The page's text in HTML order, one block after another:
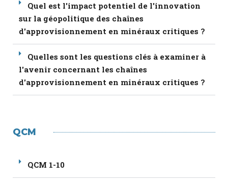
Quel est l'impact potentiel de l'innovation
sur la géopolitique des chaînes
d'approvisionnement en minéraux critiques ?
Quelles sont les questions clés à examiner à
l'avenir concernant les chaînes
d'approvisionnement en minéraux critiques ?
QCM
QCM 1-10